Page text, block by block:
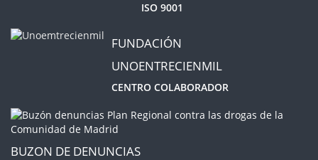
ISO 9001
FUNDACIÓN
UNOENTRECIENMIL
CENTRO COLABORADOR
BUZON DE DENUNCIAS